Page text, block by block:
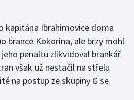
kapitána Ibrahimovice doma
brance Kokorina, ale brzy mohl
penaltu zlikvidoval brankář
však už nestačil na střelu
na postup ze skupiny G se